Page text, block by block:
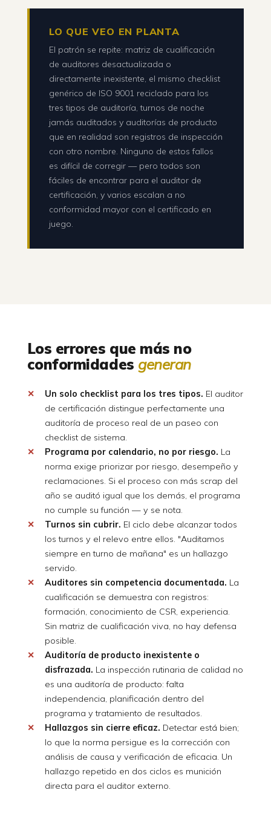
LO QUE VEO EN PLANTA
El patrón se repite: matriz de cualificación
de auditores desactualizada o
directamente inexistente, el mismo checklist
genérico de ISO 9001 reciclado para los
tres tipos de auditoría, turnos de noche
jamás auditados y auditorías de producto
que en realidad son registros de inspección
con otro nombre. Ninguno de estos fallos
es difícil de corregir — pero todos son
fáciles de encontrar para el auditor de
certificación, y varios escalan a no
conformidad mayor con el certificado en
juego.
Los errores que más no
conformidades generan
Un solo checklist para los tres tipos. El auditor
de certificación distingue perfectamente una
auditoría de proceso real de un paseo con
checklist de sistema.
Programa por calendario, no por riesgo. La
norma exige priorizar por riesgo, desempeño y
reclamaciones. Si el proceso con más scrap del
año se auditó igual que los demás, el programa
no cumple su función — y se nota.
Turnos sin cubrir. El ciclo debe alcanzar todos
los turnos y el relevo entre ellos. "Auditamos
siempre en turno de mañana" es un hallazgo
servido.
Auditores sin competencia documentada. La
cualificación se demuestra con registros:
formación, conocimiento de CSR, experiencia.
Sin matriz de cualificación viva, no hay defensa
posible.
Auditoría de producto inexistente o
disfrazada. La inspección rutinaria de calidad no
es una auditoría de producto: falta
independencia, planificación dentro del
programa y tratamiento de resultados.
Hallazgos sin cierre eficaz. Detectar está bien;
lo que la norma persigue es la corrección con
análisis de causa y verificación de eficacia. Un
hallazgo repetido en dos ciclos es munición
directa para el auditor externo.